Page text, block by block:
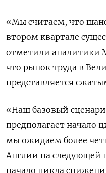
«Мы считаем, что
втором квартале
отметили аналитики
что рынок труда в
представляется
«Наш базовый
предполагает начало
мы ожидаем более
Англии на следующей
начало цикла